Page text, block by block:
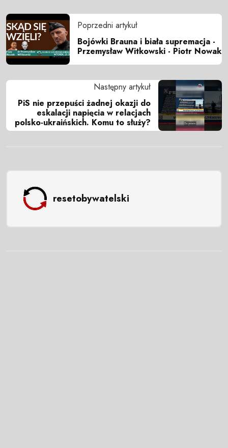
Poprzedni artykuł
Bojówki Brauna i biała supremacja -
Przemysław Witkowski - Piotr Nowak
Następny artykuł
PiS nie przepuści żadnej okazji do
eskalacji napięcia w relacjach
polsko-ukraińskich. Komu to służy?
resetobywatelski